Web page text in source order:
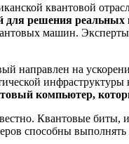
квантовой
решения реальных
машин.
направлен на
компьютер,
Квантовые
способны